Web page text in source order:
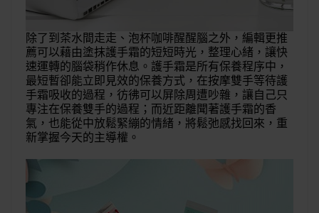
除了到茶水間走走、泡杯咖啡醒醒腦之外，編輯更推
薦可以藉由塗抹護手霜的短短時光，整理心緒，讓快
速運轉的腦袋稍作休息。護手霜是所有保養程序中，
最短暫卻能立即見效的保養方式，在按摩雙手等待護
手霜吸收的過程，彷彿可以屏除周遭吵雜，讓自己只
專注在保養雙手的過程；而近距離聞著護手霜的香
氣，也能從中放鬆緊繃的情緒，將鬆弛感找回來，重
新掌握今天的主導權。